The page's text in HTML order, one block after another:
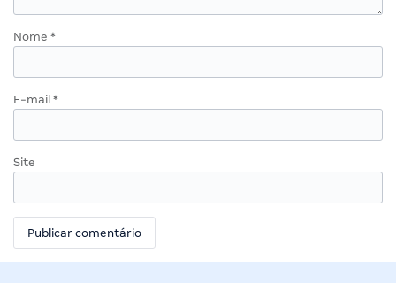
Nome *
E-mail *
Site